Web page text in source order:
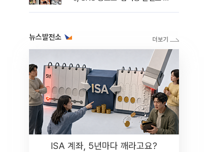
뉴스발전소
ISA 계좌, 5년마다 깨라고요?